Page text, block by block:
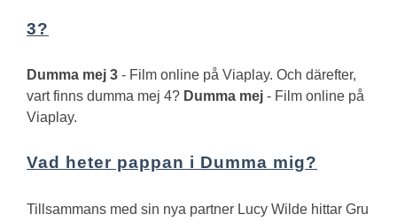
3?
Dumma mej 3 - Film online på Viaplay. Och därefter,
vart finns dumma mej 4? Dumma mej - Film online på
Viaplay.
Vad heter pappan i Dumma mig?
Tillsammans med sin nya partner Lucy Wilde hittar Gru